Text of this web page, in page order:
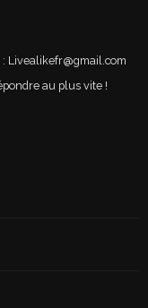
Livealikefr@gmail.com
au plus vite !